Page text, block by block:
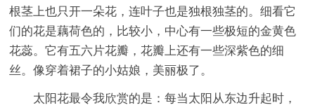
根茎上也只开一朵花，连叶子也是独根独茎的。细看它
们的花是藕荷色的，比较小，中心有一些极短的金黄色
花蕊。它有五六片花瓣，花瓣上还有一些深紫色的细
丝。像穿着裙子的小姑娘，美丽极了。
太阳花最令我欣赏的是：每当太阳从东边升起时，